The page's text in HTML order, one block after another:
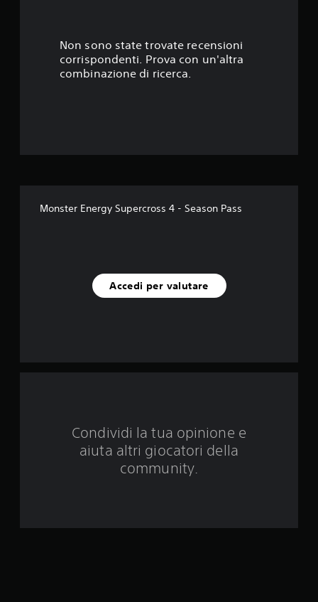
u
c
a
Non sono state trovate recensioni
corrispondenti. Prova con un'altra
combinazione di ricerca.
Monster Energy Supercross 4 - Season Pass
Accedi per valutare
Condividi la tua opinione e
aiuta altri giocatori della
community.